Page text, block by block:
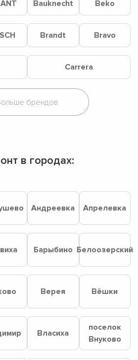
Bauknecht Beko
Brandt Bravo
Carrera
в городах:
Андреевка Апрелевка
Барыбино Белоозерский
Верея Вёшки
Власиха
поселок
Внуково